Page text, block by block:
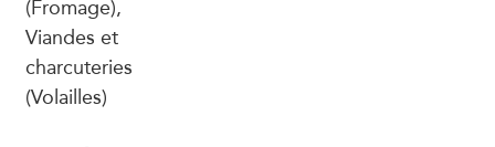
(Fromage),
Viandes et
charcuteries
(Volailles)